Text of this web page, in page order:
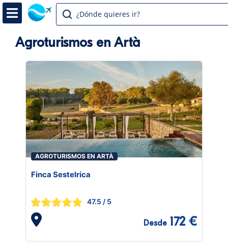
¿Dónde quieres ir?
Agroturismos en Artà
AGROTURISMOS EN ARTÀ
Finca Sestelrica
47.5 / 5
Desde 172 €